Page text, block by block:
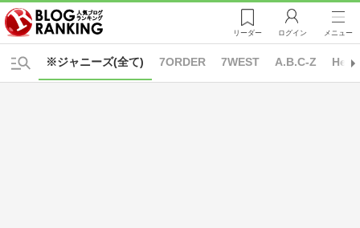
リーダー ログイン メニュー
※ジャニーズ(全て) 7ORDER 7WEST A.B.C-Z